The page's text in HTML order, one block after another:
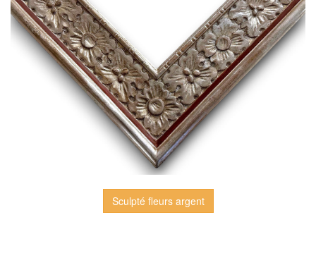
Sculpté fleurs argent